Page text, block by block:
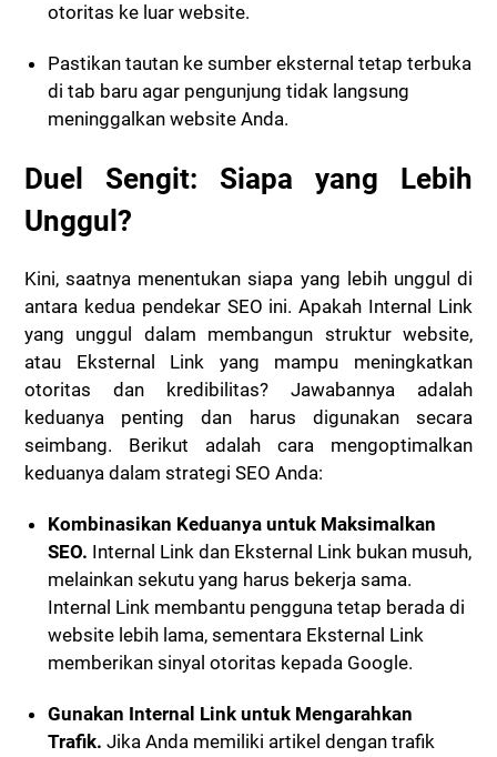
otoritas ke luar website.
Pastikan tautan ke sumber eksternal tetap terbuka
di tab baru agar pengunjung tidak langsung
meninggalkan website Anda.
Duel Sengit: Siapa yang Lebih
Unggul?
Kini, saatnya menentukan siapa yang lebih unggul di
antara kedua pendekar SEO ini. Apakah Internal Link
yang unggul dalam membangun struktur website,
atau Eksternal Link yang mampu meningkatkan
otoritas dan kredibilitas? Jawabannya adalah
keduanya penting dan harus digunakan secara
seimbang. Berikut adalah cara mengoptimalkan
keduanya dalam strategi SEO Anda:
Kombinasikan Keduanya untuk Maksimalkan
SEO. Internal Link dan Eksternal Link bukan musuh,
melainkan sekutu yang harus bekerja sama.
Internal Link membantu pengguna tetap berada di
website lebih lama, sementara Eksternal Link
memberikan sinyal otoritas kepada Google.
Gunakan Internal Link untuk Mengarahkan
Trafik.Jika Anda memiliki artikel dengan trafik